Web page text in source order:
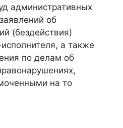
административных
об
(бездействия)
а также
по делам об
на то